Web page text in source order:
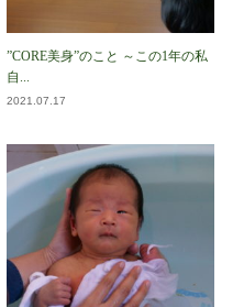
”CORE美身”のこと ～この1年の私
自...
2021.07.17